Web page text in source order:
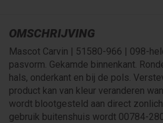
OMSCHRIJVING
Mascot Carvin | 51580-966 | 098-
pasvorm. Gekamde binnenkant.
hals, onderkant en bij de pols.
product kan van kleur veranderen
wordt blootgesteld aan direct
gebruik buitenshuis wordt 00784-